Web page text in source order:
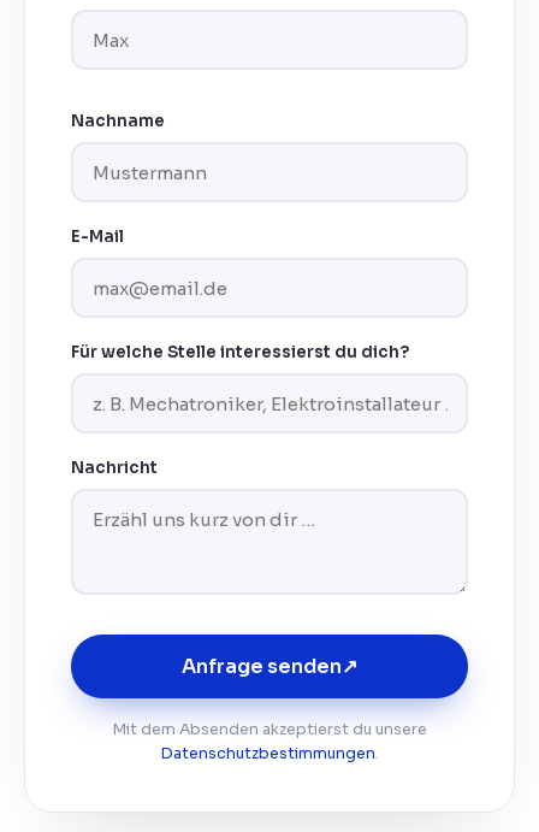
Nachname
E-Mail
Für welche Stelle interessierst du dich?
Nachricht
Anfrage senden↗
Mit dem Absenden akzeptierst du unsere
Datenschutzbestimmungen.